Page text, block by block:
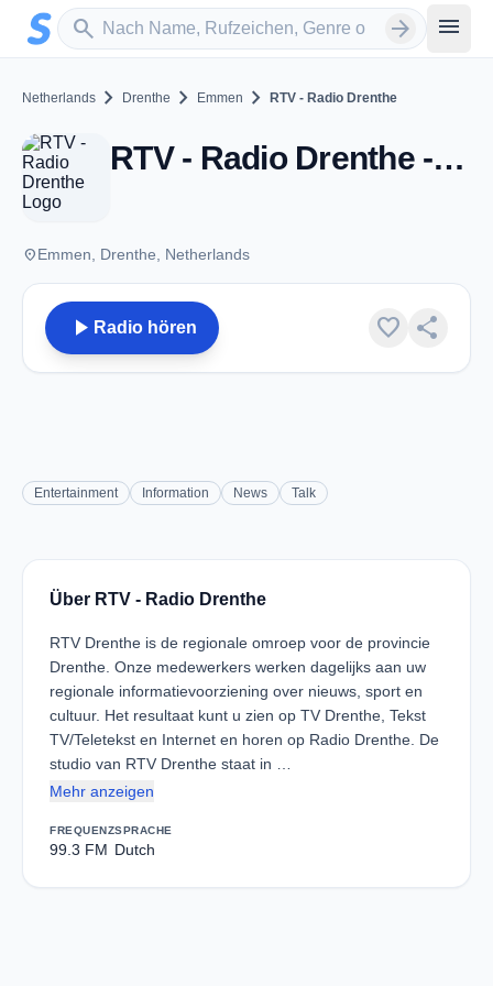
Zum Hauptinhalt springen
search
Sender suchen arrow_forward menu
Netherlands chevron_right Drenthe chevron_right Emmen chevron_right RTV - Radio Drenthe
RTV - Radio Drenthe - FM 99.3 - Emmen
placeEmmen, Drenthe, Netherlands
play_arrow Radio hören favorite share
Entertainment Information News Talk
Über RTV - Radio Drenthe
RTV Drenthe is de regionale omroep voor de provincie
Drenthe. Onze medewerkers werken dagelijks aan uw
regionale informatievoorziening over nieuws, sport en
cultuur. Het resultaat kunt u zien op TV Drenthe, Tekst
TV/Teletekst en Internet en horen op Radio Drenthe. De
studio van RTV Drenthe staat in …
Mehr anzeigen
FREQUENZ
99.3 FM
SPRACHE
Dutch